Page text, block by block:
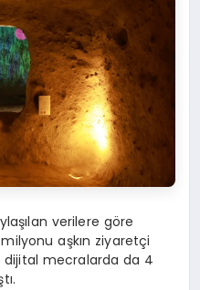
verilere göre
milyonu aşkın ziyaretçi
dijital mecralarda da 4